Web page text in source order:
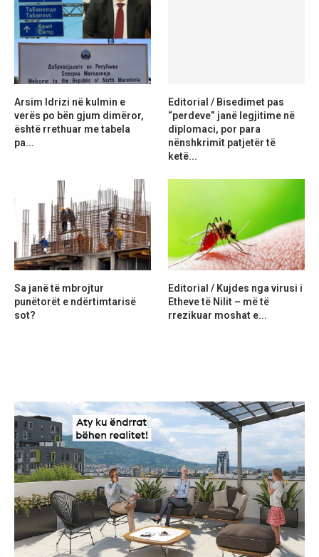
Arsim Idrizi në kulmin e
verës po bën gjum dimëror,
është rrethuar me tabela
pa...
Editorial / Bisedimet pas
“perdeve” janë legjitime në
diplomaci, por para
nënshkrimit patjetër të
ketë...
Sa janë të mbrojtur
punëtorët e ndërtimtarisë
sot?
Editorial / Kujdes nga virusi i
Etheve të Nilit – më të
rrezikuar moshat e...